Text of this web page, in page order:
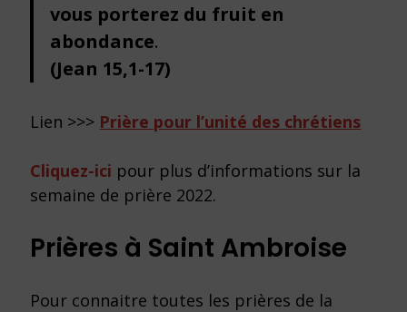
vous porterez du fruit en
abondance.
(Jean 15,1-17)
Lien >>> Prière pour l’unité des chrétiens
Cliquez-ici pour plus d’informations sur la
semaine de prière 2022.
Prières à Saint Ambroise
Pour connaitre toutes les prières de la